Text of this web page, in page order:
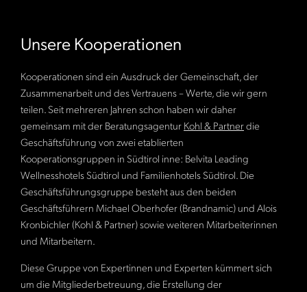
Unsere Kooperationen
Kooperationen sind ein Ausdruck der Gemeinschaft, der
Zusammenarbeit und des Vertrauens – Werte, die wir gern
teilen. Seit mehreren Jahren schon haben wir daher
gemeinsam mit der Beratungsagentur Kohl & Partnerdie
Geschäftsführung von zwei etablierten
Kooperationsgruppen in Südtirol inne: Belvita Leading
Wellnesshotels Südtirol und Familienhotels Südtirol. Die
Geschäftsführungsgruppe besteht aus den beiden
Geschäftsführern Michael Oberhofer (Brandnamic) und Alois
Kronbichler (Kohl & Partner) sowie weiteren Mitarbeiterinnen
und Mitarbeitern.
Diese Gruppe von Expertinnen und Experten kümmert sich
um die Mitgliederbetreuung, die Erstellung der